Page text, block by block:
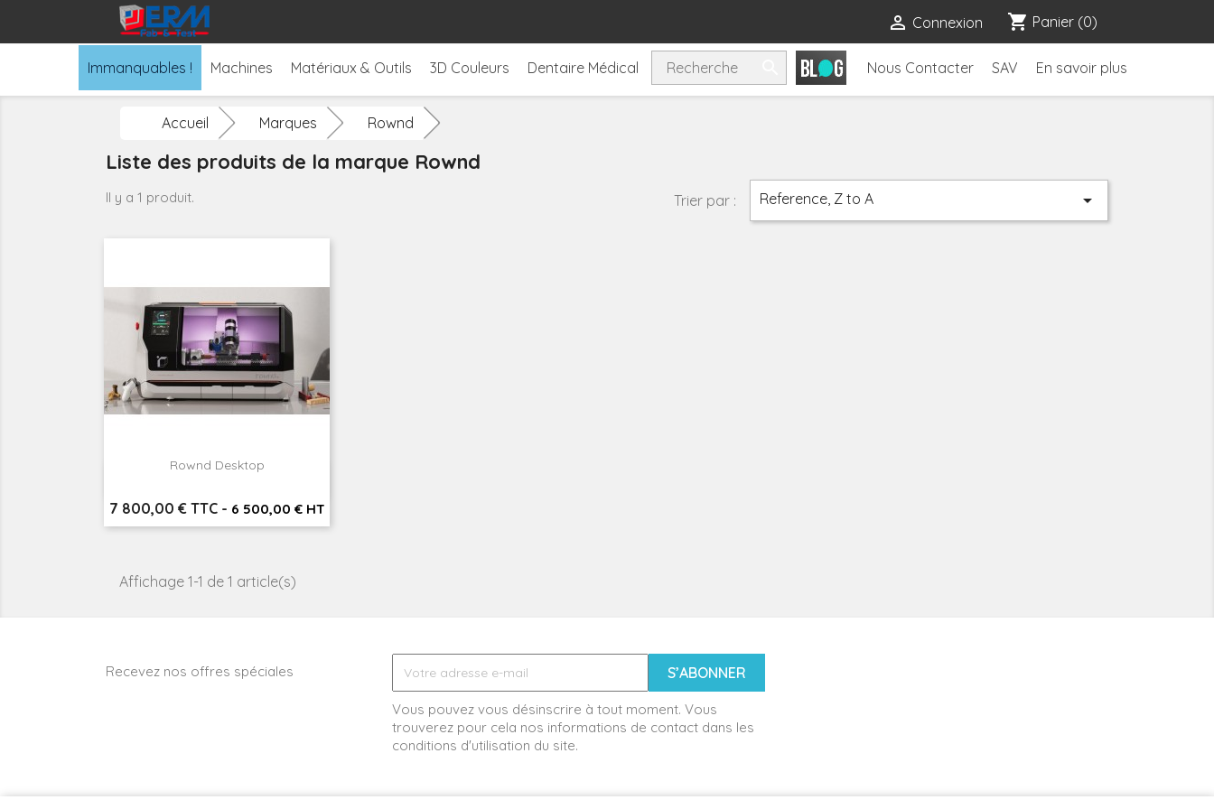
 Connexion shopping_cart Panier (0)
Immanquables ! Machines Matériaux & Outils 3D Couleurs Dentaire Médical Nous Contacter SAV En savoir plus
Accueil Marques Rownd
Liste des produits de la marque Rownd
Il y a 1 produit. Trier par : Reference, Z to A 
Rownd Desktop
Prix
7 800,00 € TTC - 6 500,00 € HT
Affichage 1-1 de 1 article(s)
Recevez nos offres spéciales
Vous pouvez vous désinscrire à tout moment. Vous
trouverez pour cela nos informations de contact dans les
conditions d'utilisation du site.